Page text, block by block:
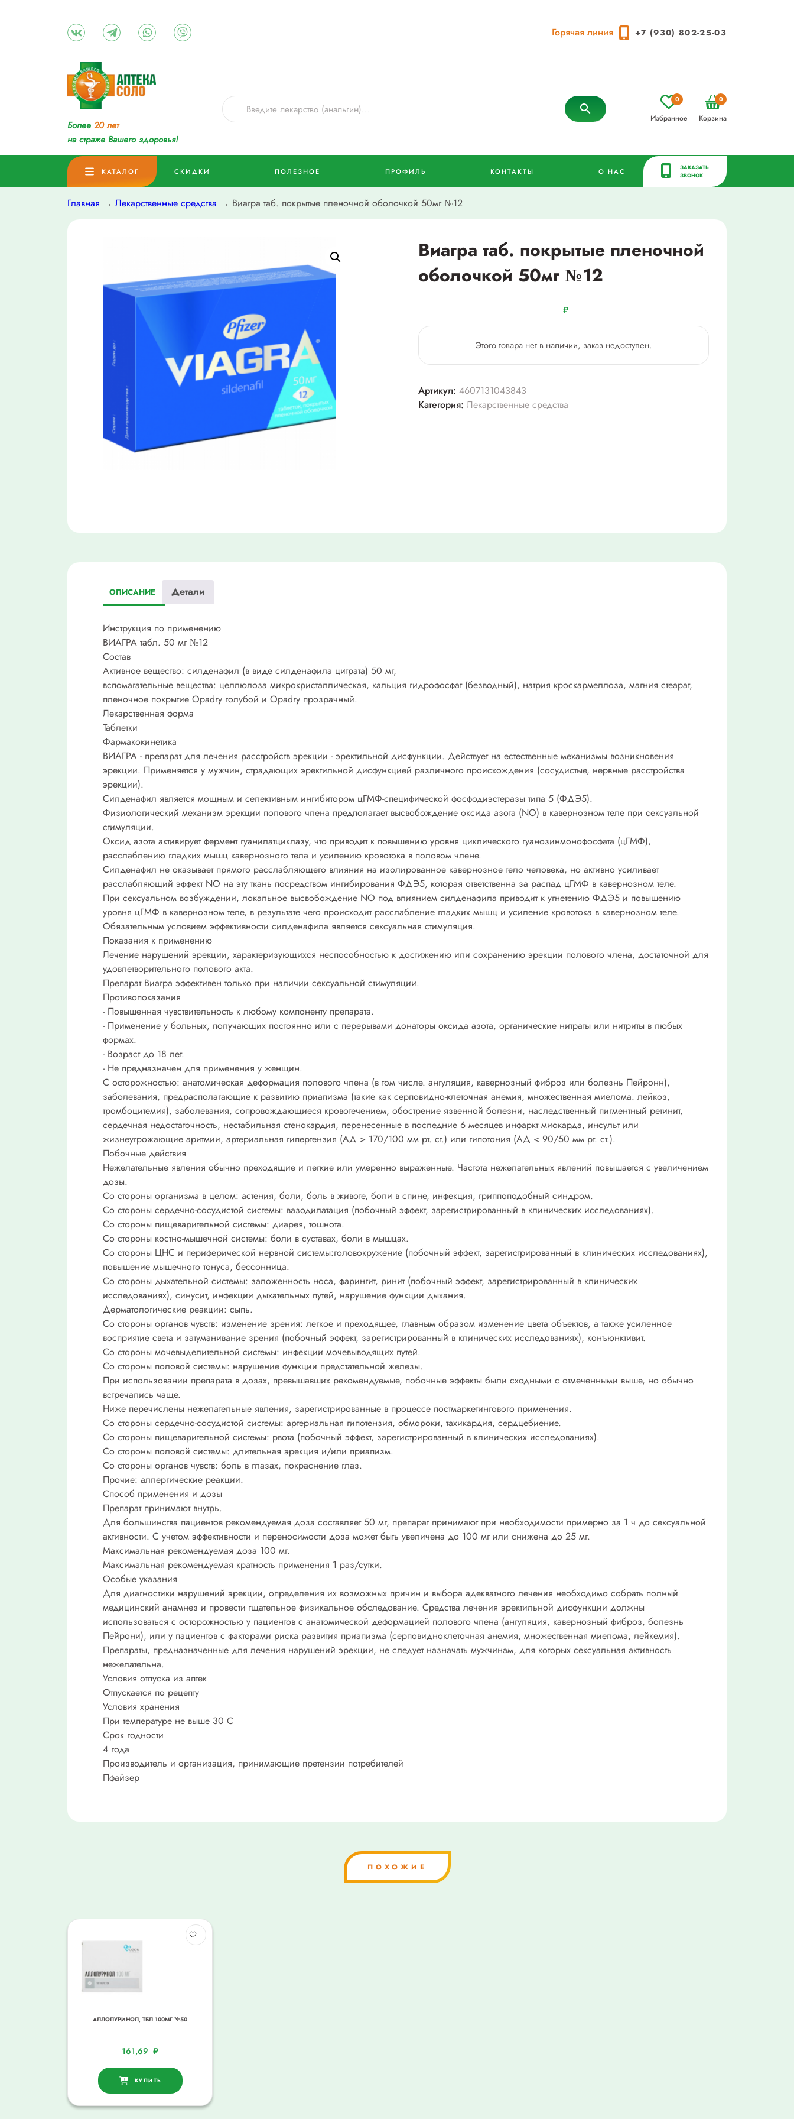
Горячая линия +7 (930) 802-25-03
Более 20 лет
на страже Вашего здоровья!
Избранное
0
Корзина
0
КАТАЛОГ СКИДКИ ПОЛЕЗНОЕ ПРОФИЛЬ КОНТАКТЫ О НАС
ЗАКАЗАТЬ
ЗВОНОК
Главная → Лекарственные средства → Виагра таб. покрытые пленочной оболочкой 50мг №12
Виагра таб. покрытые пленочной
оболочкой 50мг №12
₽
Этого товара нет в наличии, заказ недоступен.
Артикул: 4607131043843
Категория: Лекарственные средства
ОПИСАНИЕ Детали
Инструкция по применению
ВИАГРА табл. 50 мг №12
Состав
Активное вещество: силденафил (в виде силденафила цитрата) 50 мг,
вспомагательные вещества: целлюлоза микрокристаллическая, кальция гидрофосфат (безводный), натрия кроскармеллоза, магния стеарат,
пленочное покрытие Opadry голубой и Opadry прозрачный.
Лекарственная форма
Таблетки
Фармакокинетика
ВИАГРА - препарат для лечения расстройств эрекции - эректильной дисфункции. Действует на естественные механизмы возникновения
эрекции. Применяется у мужчин, страдающих эректильной дисфункцией различного происхождения (сосудистые, нервные расстройства
эрекции).
Силденафил является мощным и селективным ингибитором цГМФ-специфической фосфодиэстеразы типа 5 (ФДЭ5).
Физиологический механизм эрекции полового члена предполагает высвобождение оксида азота (NO) в кавернозном теле при сексуальной
стимуляции.
Оксид азота активирует фермент гуанилатциклазу, что приводит к повышению уровня циклического гуанозинмонофосфата (цГМФ),
расслаблению гладких мышц кавернозного тела и усилению кровотока в половом члене.
Силденафил не оказывает прямого расслабляющего влияния на изолированное кавернозное тело человека, но активно усиливает
расслабляющий эффект NO на эту ткань посредством ингибирования ФДЭ5, которая ответственна за распад цГМФ в кавернозном теле.
При сексуальном возбуждении, локальное высвобождение NO под влиянием силденафила приводит к угнетению ФДЭ5 и повышению
уровня цГМФ в кавернозном теле, в результате чего происходит расслабление гладких мышц и усиление кровотока в кавернозном теле.
Обязательным условием эффективности силденафила является сексуальная стимуляция.
Показания к применению
Лечение нарушений эрекции, характеризующихся неспособностью к достижению или сохранению эрекции полового члена, достаточной для
удовлетворительного полового акта.
Препарат Виагра эффективен только при наличии сексуальной стимуляции.
Противопоказания
- Повышенная чувствительность к любому компоненту препарата.
- Применение у больных, получающих постоянно или с перерывами донаторы оксида азота, органические нитраты или нитриты в любых
формах.
- Возраст до 18 лет.
- Не предназначен для применения у женщин.
С осторожностью: анатомическая деформация полового члена (в том числе. ангуляция, кавернозный фиброз или болезнь Пейронн),
заболевания, предрасполагающие к развитию приапизма (такие как серповидно-клеточная анемия, множественная миелома. лейкоз,
тромбоцитемия), заболевания, сопровождающиеся кровотечением, обострение язвенной болезни, наследственный пигментный ретинит,
сердечная недостаточность, нестабильная стенокардия, перенесенные в последние 6 месяцев инфаркт миокарда, инсульт или
жизнеугрожающие аритмии, артериальная гипертензия (АД > 170/100 мм рт. ст.) или гипотония (АД < 90/50 мм рт. ст.).
Побочные действия
Нежелательные явления обычно преходящие и легкие или умеренно выраженные. Частота нежелательных явлений повышается с увеличением
дозы.
Со стороны организма в целом: астения, боли, боль в животе, боли в спине, инфекция, гриппоподобный синдром.
Со стороны сердечно-сосудистой системы: вазодилатация (побочный эффект, зарегистрированный в клинических исследованиях).
Со стороны пищеварительной системы: диарея, тошнота.
Со стороны костно-мышечной системы: боли в суставах, боли в мышцах.
Со стороны ЦНС и периферической нервной системы:головокружение (побочный эффект, зарегистрированный в клинических исследованиях),
повышение мышечного тонуса, бессонница.
Со стороны дыхательной системы: заложенность носа, фарингит, ринит (побочный эффект, зарегистрированный в клинических
исследованиях), синусит, инфекции дыхательных путей, нарушение функции дыхания.
Дерматологические реакции: сыпь.
Со стороны органов чувств: изменение зрения: легкое и преходящее, главным образом изменение цвета объектов, а также усиленное
восприятие света и затуманивание зрения (побочный эффект, зарегистрированный в клинических исследованиях), конъюнктивит.
Со стороны мочевыделительной системы: инфекции мочевыводящих путей.
Со стороны половой системы: нарушение функции предстательной железы.
При использовании препарата в дозах, превышавших рекомендуемые, побочные эффекты были сходными с отмеченными выше, но обычно
встречались чаще.
Ниже перечислены нежелательные явления, зарегистрированные в процессе постмаркетингового применения.
Со стороны сердечно-сосудистой системы: артериальная гипотензия, обмороки, тахикардия, сердцебиение.
Со стороны пищеварительной системы: рвота (побочный эффект, зарегистрированный в клинических исследованиях).
Со стороны половой системы: длительная эрекция и/или приапизм.
Со стороны органов чувств: боль в глазах, покраснение глаз.
Прочие: аллергические реакции.
Способ применения и дозы
Препарат принимают внутрь.
Для большинства пациентов рекомендуемая доза составляет 50 мг, препарат принимают при необходимости примерно за 1 ч до сексуальной
активности. С учетом эффективности и переносимости доза может быть увеличена до 100 мг или снижена до 25 мг.
Максимальная рекомендуемая доза 100 мг.
Максимальная рекомендуемая кратность применения 1 раз/сутки.
Особые указания
Для диагностики нарушений эрекции, определения их возможных причин и выбора адекватного лечения необходимо собрать полный
медицинский анамнез и провести тщательное физикальное обследование. Средства лечения эректильной дисфункции должны
использоваться с осторожностью у пациентов с анатомической деформацией полового члена (ангуляция, кавернозный фиброз, болезнь
Пейрони), или у пациентов с факторами риска развития приапизма (серповидноклеточная анемия, множественная миелома, лейкемия).
Препараты, предназначенные для лечения нарушений эрекции, не следует назначать мужчинам, для которых сексуальная активность
нежелательна.
Условия отпуска из аптек
Отпускается по рецепту
Условия хранения
При температуре не выше 30 C
Срок годности
4 года
Производитель и организация, принимающие претензии потребителей
Пфайзер
ПОХОЖИЕ
АЛЛОПУРИНОЛ, ТБЛ 100МГ №50
161,69₽
КУПИТЬ